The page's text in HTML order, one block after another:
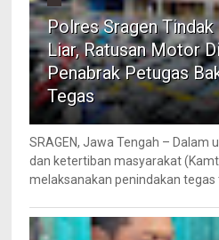
Polres Sragen
Liar, Ratusan Motor
Penabrak Petugas
Tegas
SRAGEN, Jawa Tengah – Dalam
dan ketertiban masyarakat
melaksanakan penindakan tegas